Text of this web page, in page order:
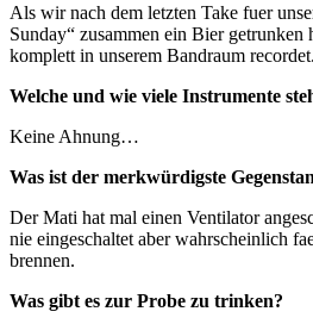
Als wir nach dem letzten Take fuer
Sunday“ zusammen ein Bier
komplett in unserem Bandraum
Welche und wie viele Instrumente
Keine Ahnung…
Was ist der merkwürdigste
Der Mati hat mal einen Ventilator
nie eingeschaltet aber wahrscheinlich
brennen.
Was gibt es zur Probe zu trinken?